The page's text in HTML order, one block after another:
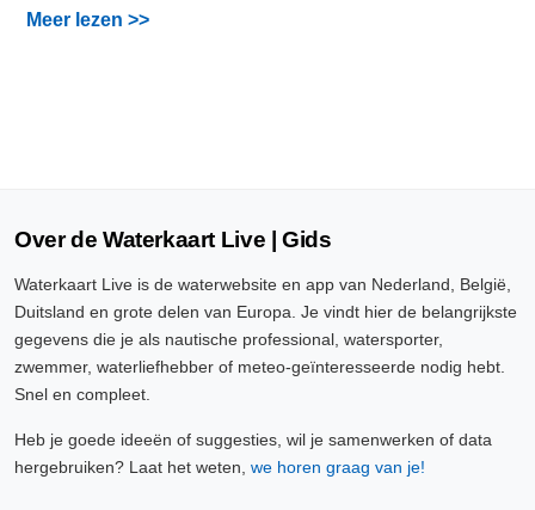
Meer lezen >>
Over de Waterkaart Live | Gids
Waterkaart Live is de waterwebsite en app van Nederland, België,
Duitsland en grote delen van Europa. Je vindt hier de belangrijkste
gegevens die je als nautische professional, watersporter,
zwemmer, waterliefhebber of meteo-geïnteresseerde nodig hebt.
Snel en compleet.
Heb je goede ideeën of suggesties, wil je samenwerken of data
hergebruiken? Laat het weten, we horen graag van je!